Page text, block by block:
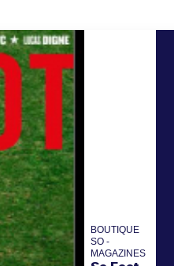
BOUTIQUE
SO -
MAGAZINES